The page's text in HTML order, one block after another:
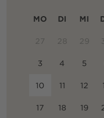
MO DI MI
27 28 29
3 4 5
10 11 12
17 18 19